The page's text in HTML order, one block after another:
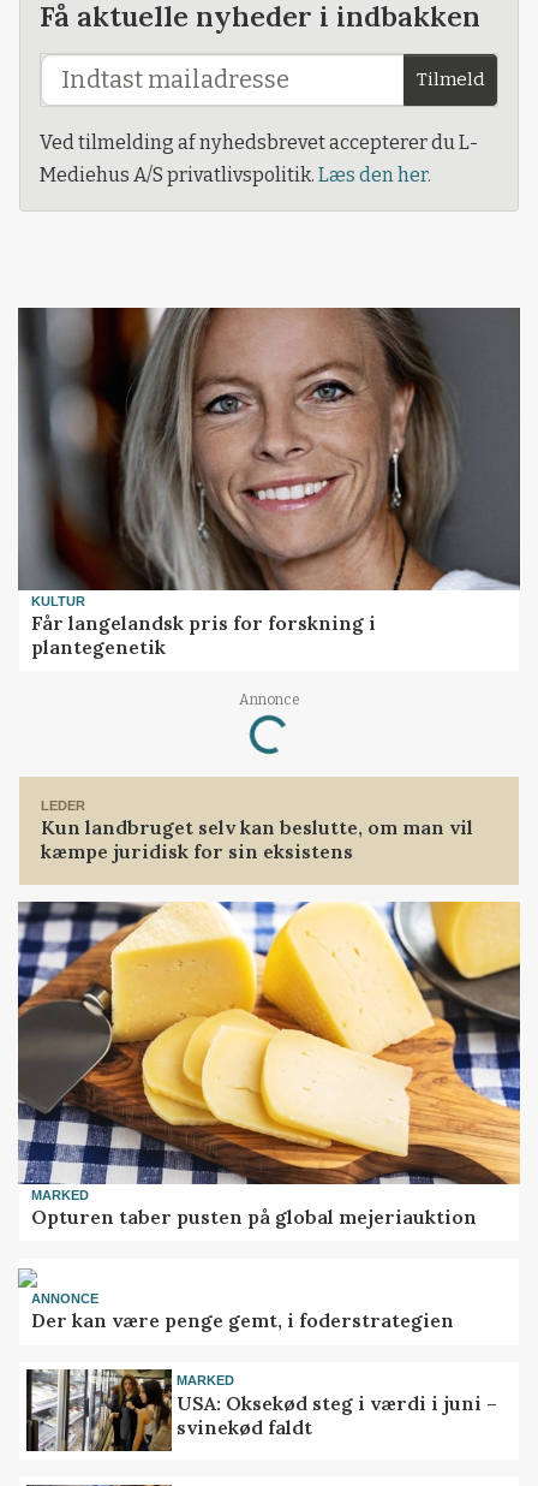
Få aktuelle nyheder i indbakken
Tilmeld
Ved tilmelding af nyhedsbrevet accepterer du L-
Mediehus A/S privatlivspolitik. Læs den her.
KULTUR
Får langelandsk pris for forskning i
plantegenetik
Annonce
Loading...
LEDER
Kun landbruget selv kan beslutte, om man vil
kæmpe juridisk for sin eksistens
MARKED
Opturen taber pusten på global mejeriauktion
ANNONCE
Der kan være penge gemt, i foderstrategien
MARKED
USA: Oksekød steg i værdi i juni –
svinekød faldt